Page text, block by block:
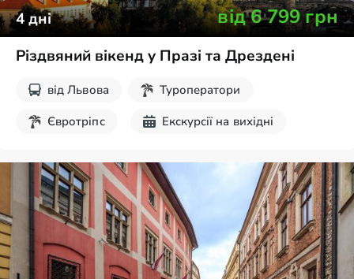
4дні від6 799грн
Різдвяний вікенд у Празі та Дрездені
від Львова
Туроператори
Євротріпс
Екскурсії на вихідні